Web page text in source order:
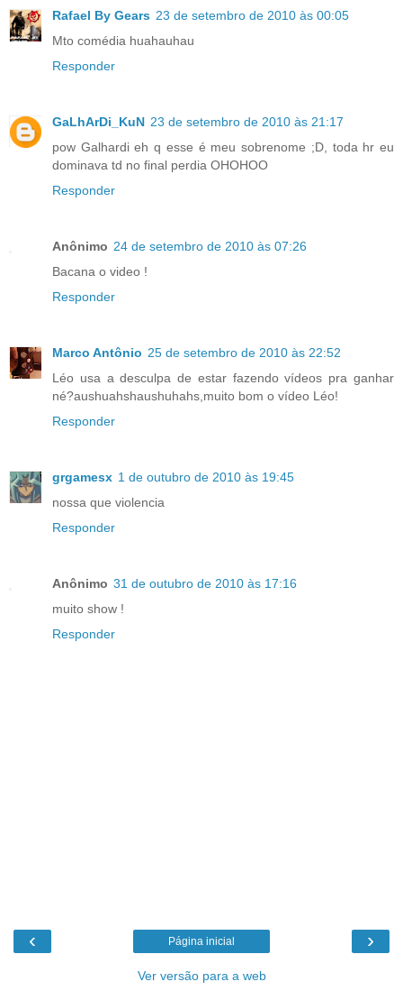
Rafael By Gears 23 de setembro de 2010 às 00:05
Mto comédia huahauhau
Responder
GaLhArDi_KuN 23 de setembro de 2010 às 21:17
pow Galhardi eh q esse é meu sobrenome ;D, toda hr eu
dominava td no final perdia OHOHOO
Responder
Anônimo 24 de setembro de 2010 às 07:26
Bacana o video !
Responder
Marco Antônio 25 de setembro de 2010 às 22:52
Léo usa a desculpa de estar fazendo vídeos pra ganhar
né?aushuahshaushuhahs,muito bom o vídeo Léo!
Responder
grgamesx 1 de outubro de 2010 às 19:45
nossa que violencia
Responder
Anônimo 31 de outubro de 2010 às 17:16
muito show !
Responder
‹ ›
Página inicial
Ver versão para a web